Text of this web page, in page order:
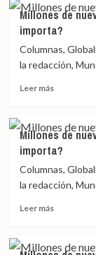
PSOE
te
va
comiendo
le
importa?
Millones
de
nuevos
pobres
están
camino.
le
importa?
Millones de
importa?
Columnas,
la redacción,
Leer másLeer
Millones
de
nuevos
pobres
están
camino.
le
Millones de
importa?
Columnas,
la redacción,
Leer másLeer
Millones